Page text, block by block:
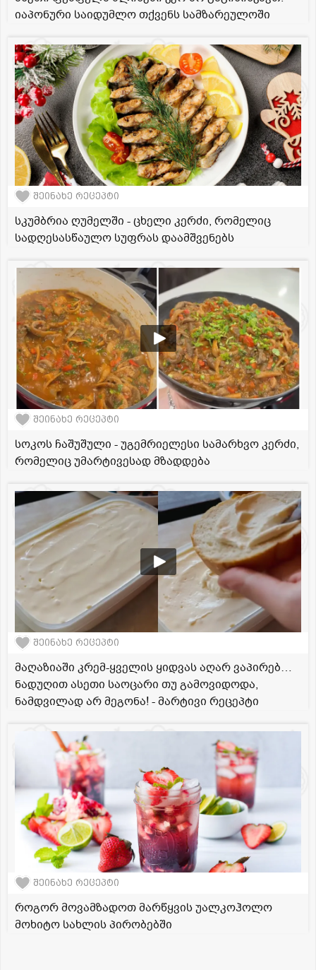
იაპონური საიდუმლო თქვენს სამზარეულოში
შეინახე რეცეპტი
სკუმბრია ღუმელში - ცხელი კერძი, რომელიც
სადღესასწაულო სუფრას დაამშვენებს
შეინახე რეცეპტი
სოკოს ჩაშუშული - უგემრიელესი სამარხვო კერძი,
რომელიც უმარტივესად მზადდება
შეინახე რეცეპტი
მაღაზიაში კრემ-ყველის ყიდვას აღარ ვაპირებ…
ნადუღით ასეთი საოცარი თუ გამოვიდოდა,
ნამდვილად არ მეგონა! - მარტივი რეცეპტი
შეინახე რეცეპტი
როგორ მოვამზადოთ მარწყვის უალკოჰოლო
მოხიტო სახლის პირობებში